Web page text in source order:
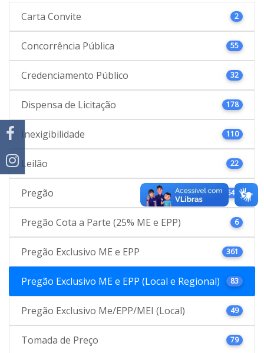
Carta Convite 2
Concorrência Pública 55
Credenciamento Público 32
Dispensa de Licitação 178
Inexigibilidade 110
Leilão 22
Pregão 646
Pregão Cota a Parte (25% ME e EPP) 6
Pregão Exclusivo ME e EPP 361
Pregão Exclusivo ME e EPP (Local e Regional) 83
Pregão Exclusivo Me/EPP/MEI (Local) 49
Tomada de Preço 79